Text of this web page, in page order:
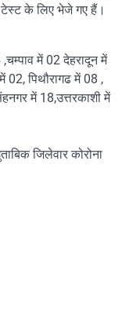
टेस्ट के लिए भेजे गए हैं।
में 02 देहरादून में
02, पिथौरागढ में 08 ,
में 18,उत्तरकाशी में
जिलेवार कोरोना